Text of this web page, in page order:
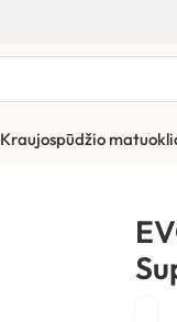
Kraujospūdžio